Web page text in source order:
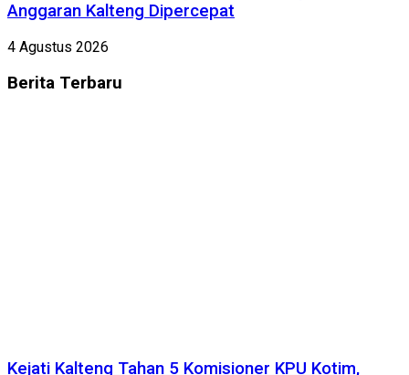
Anggaran Kalteng Dipercepat
4 Agustus 2026
Berita Terbaru
Kejati Kalteng Tahan 5 Komisioner KPU Kotim,